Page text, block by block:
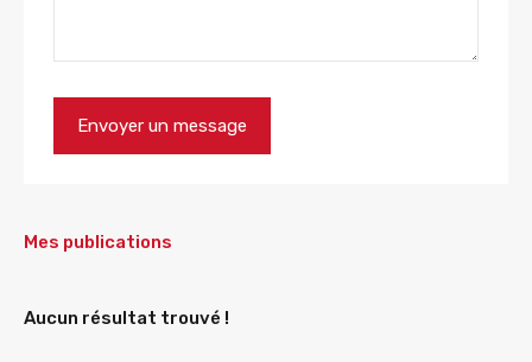
Mes publications
Aucun résultat trouvé !